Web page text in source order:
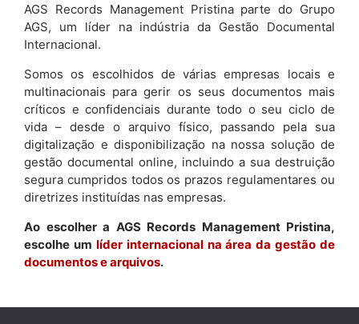
AGS Records Management Pristina parte do Grupo
AGS, um líder na indústria da Gestão Documental
Internacional.
Somos os escolhidos de várias empresas locais e
multinacionais para gerir os seus documentos mais
críticos e confidenciais durante todo o seu ciclo de
vida – desde o arquivo físico, passando pela sua
digitalização e disponibilização na nossa solução de
gestão documental online, incluindo a sua destruição
segura cumpridos todos os prazos regulamentares ou
diretrizes instituídas nas empresas.
Ao escolher a AGS Records Management Pristina,
escolhe um líder internacional na área da gestão de
documentos e arquivos.